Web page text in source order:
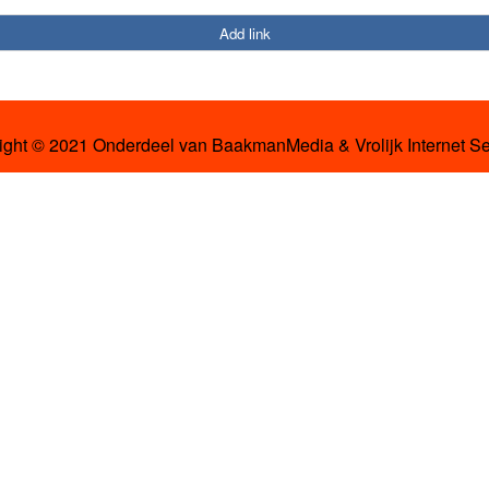
Add link
© 2021 Onderdeel van BaakmanMedia& Vrolijk Internet